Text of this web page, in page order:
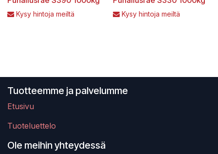
Kysy hintoja meiltä Kysy hintoja meiltä
Tuotteemme ja palvelumme
Etusivu
Tuoteluettelo
Ole meihin yhteydessä